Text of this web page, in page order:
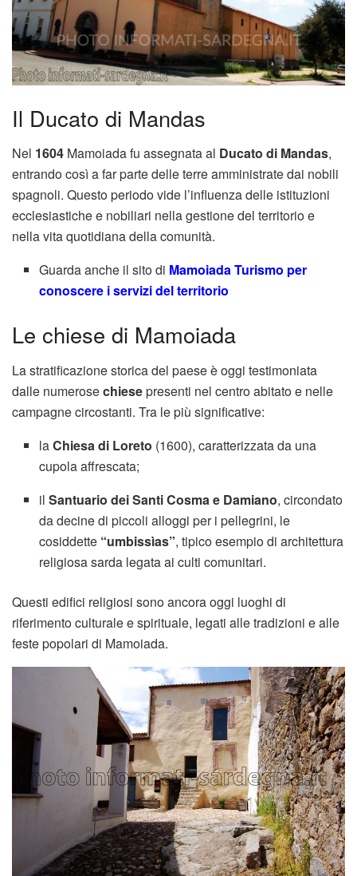
Il Ducato di Mandas
Nel 1604 Mamoiada fu assegnata al Ducato di Mandas,
entrando così a far parte delle terre amministrate dai nobili
spagnoli. Questo periodo vide l’influenza delle istituzioni
ecclesiastiche e nobiliari nella gestione del territorio e
nella vita quotidiana della comunità.
Guarda anche il sito di Mamoiada Turismo per
conoscere i servizi del territorio
Le chiese di Mamoiada
La stratificazione storica del paese è oggi testimoniata
dalle numerosechiesepresenti nel centro abitato e nelle
campagne circostanti. Tra le più significative:
laChiesa di Loreto (1600), caratterizzata da una
cupola affrescata;
ilSantuario dei Santi Cosma e Damiano, circondato
da decine di piccoli alloggi per i pellegrini, le
cosiddette “umbissìas”, tipico esempio di architettura
religiosa sarda legata ai culti comunitari.
Questi edifici religiosi sono ancora oggi luoghi di
riferimento culturale e spirituale, legati alle tradizioni e alle
feste popolari di Mamoiada.